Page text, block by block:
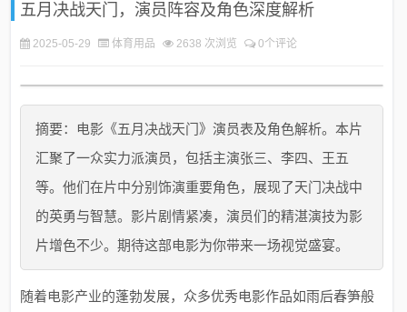
五月决战天门，演员阵容及角色深度解析
2025-05-29 体育用品 2638 次浏览 0个评论
摘要：电影《五月决战天门》演员表及角色解析。本片
汇聚了一众实力派演员，包括主演张三、李四、王五
等。他们在片中分别饰演重要角色，展现了天门决战中
的英勇与智慧。影片剧情紧凑，演员们的精湛演技为影
片增色不少。期待这部电影为你带来一场视觉盛宴。
随着电影产业的蓬勃发展，众多优秀电影作品如雨后春笋般